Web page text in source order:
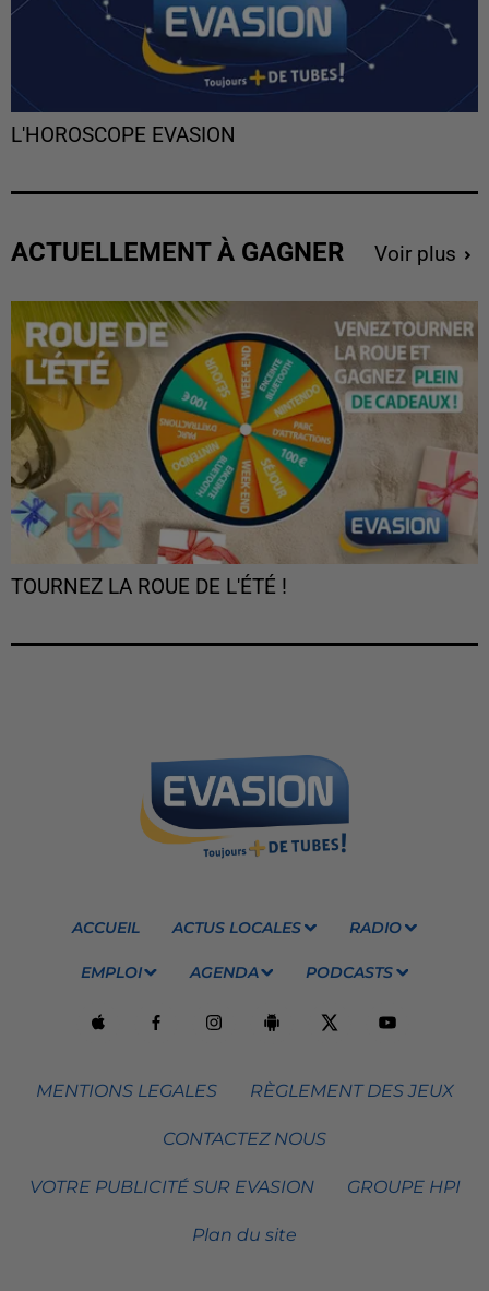
L'HOROSCOPE EVASION
ACTUELLEMENT À GAGNER Voir plus
TOURNEZ LA ROUE DE L'ÉTÉ !
ACCUEIL ACTUS LOCALES RADIO
EMPLOI AGENDA PODCASTS
MENTIONS LEGALES RÈGLEMENT DES JEUX
CONTACTEZ NOUS
VOTRE PUBLICITÉ SUR EVASION GROUPE HPI
Plan du site